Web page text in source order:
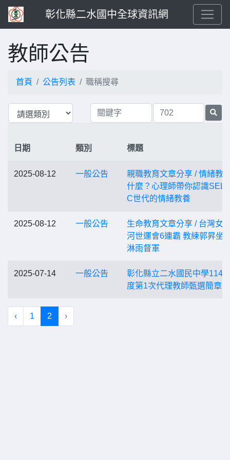
彰化縣二水國中全球資訊網
教師公告
首頁 公告列表 職稱搜尋
日期 類別 標題
2025-08-12 一般公告
親職教育文章分享 / 情緒教
什麼？心理師帶你認識SEL
C世代的情緒教養
2025-08-12 一般公告
生命教育文章分享 / 台灣女
河世運會6連霸 教練郭昇坐
淋雨督軍
2025-07-14 一般公告
彰化縣立二水國民中學114
度第1次代理教師甄選簡章
‹ 1 2 ›